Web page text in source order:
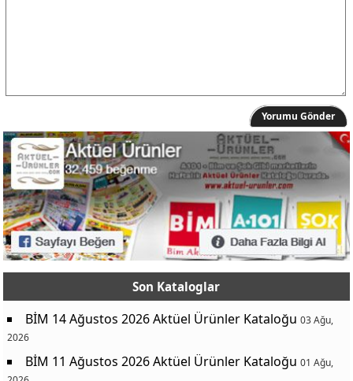
Yorumu Gönder
Son Kataloglar
BİM 14 Ağustos 2026 Aktüel Ürünler Kataloğu 03 Ağu,
2026
BİM 11 Ağustos 2026 Aktüel Ürünler Kataloğu 01 Ağu,